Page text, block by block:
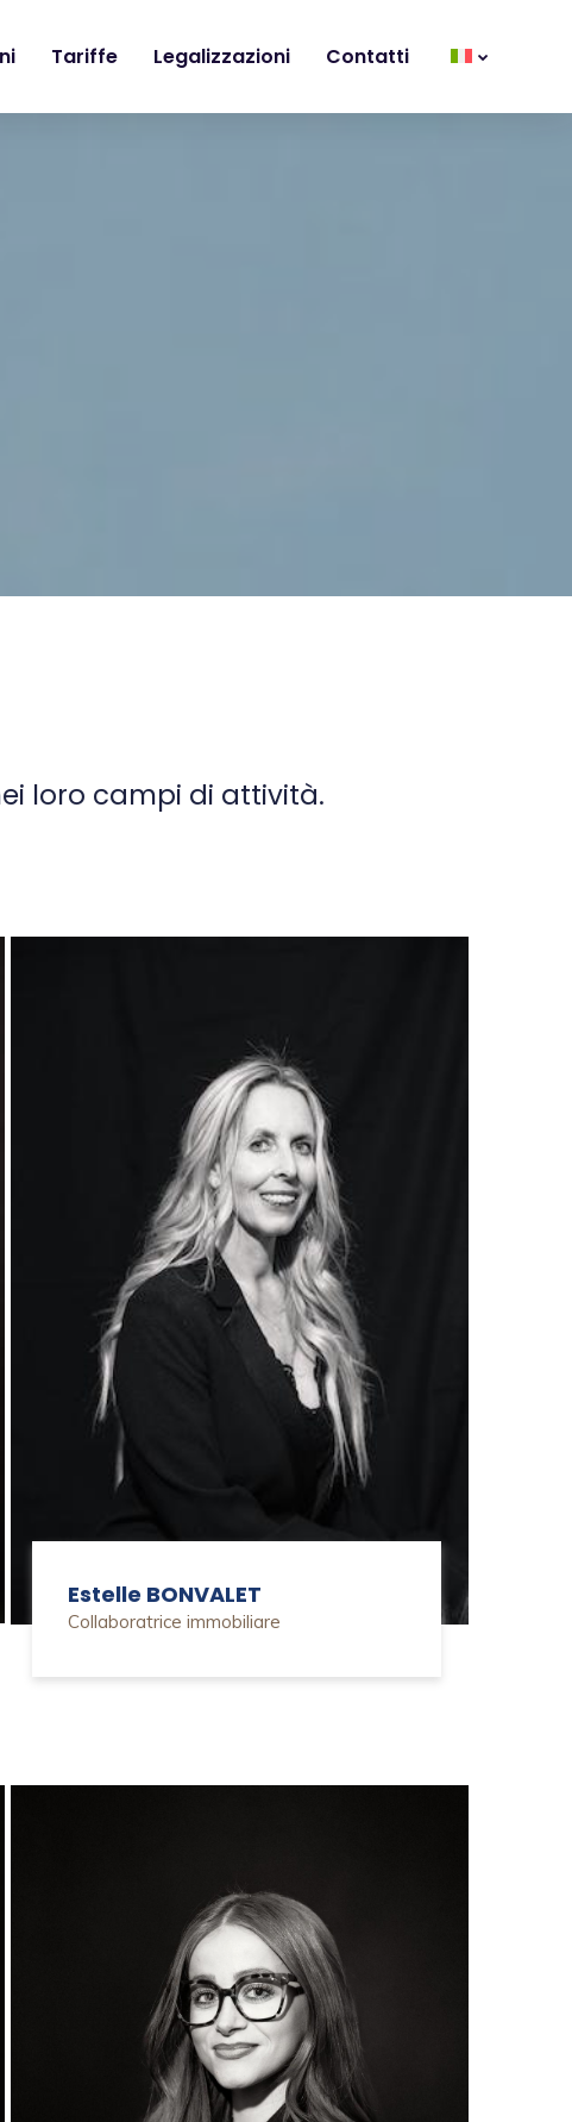
Tariffe Legalizzazioni Contatti
loro campi di attività.
Estelle BONVALET
Collaboratrice immobiliare